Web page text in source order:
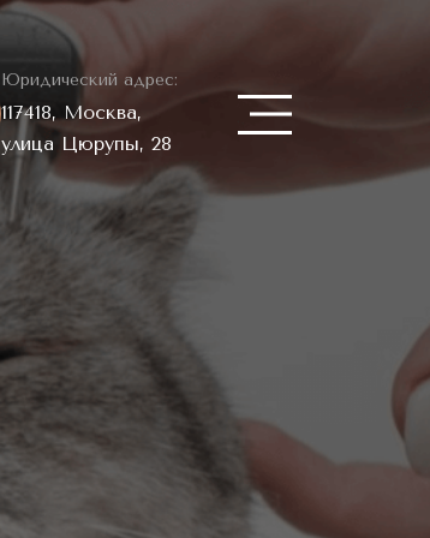
Юридический адрес:
117418, Москва,
улица Цюрупы, 28